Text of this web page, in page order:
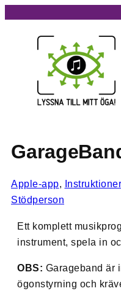
Apple-app, Instruktioner
Stödperson
Ett komplett
instrument, spela in
OBS: Garageband är
ögonstyrning och